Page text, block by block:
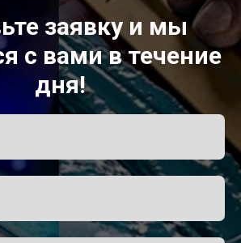
заявку и мы
с вами в течение
дня!